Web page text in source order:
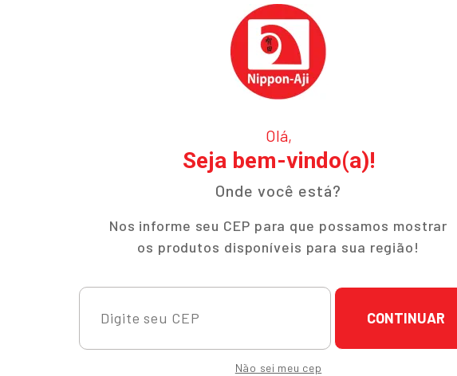
Olá,
Seja bem-vindo(a)!
Onde você está?
Nos informe seu CEP para que possamos mostrar
os produtos disponíveis para sua região!
CONTINUAR
Não sei meu cep
Institucional Ajuda e Suporte